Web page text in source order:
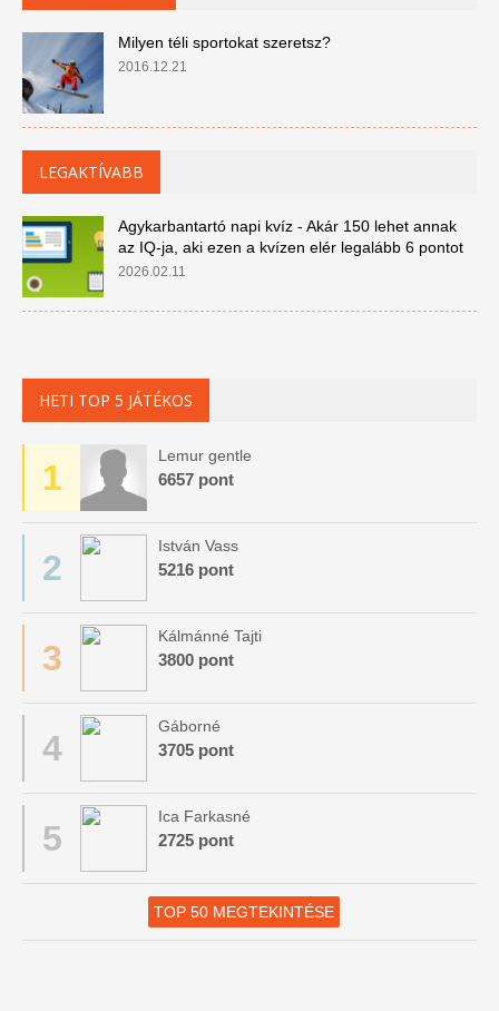
Milyen téli sportokat szeretsz?
2016.12.21
LEGAKTÍVABB
Agykarbantartó napi kvíz - Akár 150 lehet annak
az IQ-ja, aki ezen a kvízen elér legalább 6 pontot
2026.02.11
HETI TOP 5 JÁTÉKOS
1
Lemur gentle
6657 pont
2
István Vass
5216 pont
3
Kálmánné Tajti
3800 pont
4
Gáborné
3705 pont
5
Ica Farkasné
2725 pont
TOP 50 MEGTEKINTÉSE